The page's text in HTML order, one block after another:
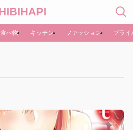
食べ物 キッチン ファッション プライ